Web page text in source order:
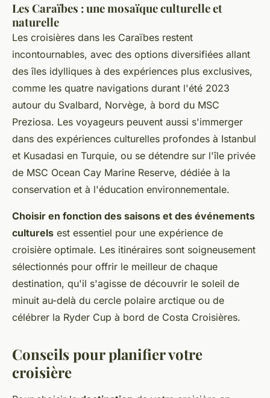
Les Caraïbes : une mosaïque culturelle et
naturelle
Les croisières dans les Caraïbes restent
incontournables, avec des options diversifiées allant
des îles idylliques à des expériences plus exclusives,
comme les quatre navigations durant l'été 2023
autour du Svalbard, Norvège, à bord du MSC
Preziosa. Les voyageurs peuvent aussi s'immerger
dans des expériences culturelles profondes à Istanbul
et Kusadasi en Turquie, ou se détendre sur l'île privée
de MSC Ocean Cay Marine Reserve, dédiée à la
conservation et à l'éducation environnementale.
Choisir en fonction des saisons et des événements
culturels est essentiel pour une expérience de
croisière optimale. Les itinéraires sont soigneusement
sélectionnés pour offrir le meilleur de chaque
destination, qu'il s'agisse de découvrir le soleil de
minuit au-delà du cercle polaire arctique ou de
célébrer la Ryder Cup à bord de Costa Croisières.
Conseils pour planifier votre
croisière